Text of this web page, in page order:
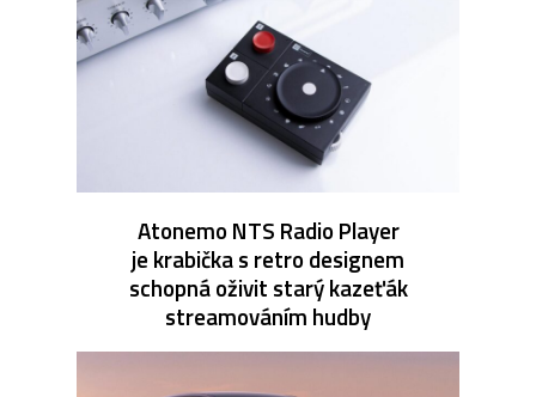
Atonemo NTS Radio Player
je krabička s retro designem
schopná oživit starý kazeťák
streamováním hudby